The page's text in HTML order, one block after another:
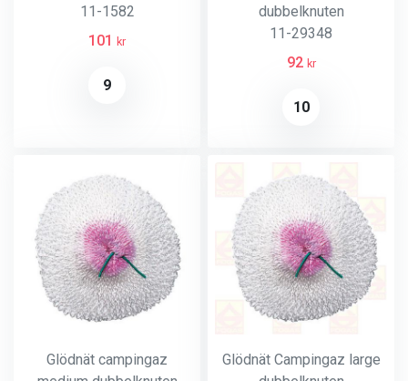
11-1582
101 kr
9
dubbelknuten
11-29348
92 kr
10
Glödnät campingaz
Glödnät Campingaz large